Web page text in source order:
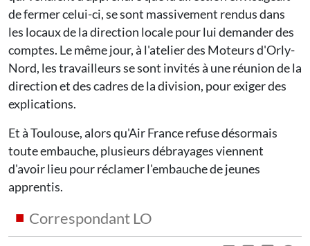
de fermer celui-ci, se sont massivement rendus dans
les locaux de la direction locale pour lui demander des
comptes. Le même jour, à l'atelier des Moteurs d'Orly-
Nord, les travailleurs se sont invités à une réunion de la
direction et des cadres de la division, pour exiger des
explications.
Et à Toulouse, alors qu'Air France refuse désormais
toute embauche, plusieurs débrayages viennent
d'avoir lieu pour réclamer l'embauche de jeunes
apprentis.
Correspondant LO